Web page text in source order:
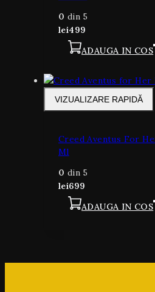
0 din 5
lei499
ADAUGA IN COS
VIZUALIZARE RAPIDĂ
Creed Aventus For
Ml
0 din 5
lei699
ADAUGA IN COS